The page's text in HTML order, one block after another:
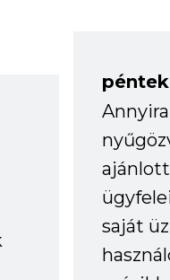
saját